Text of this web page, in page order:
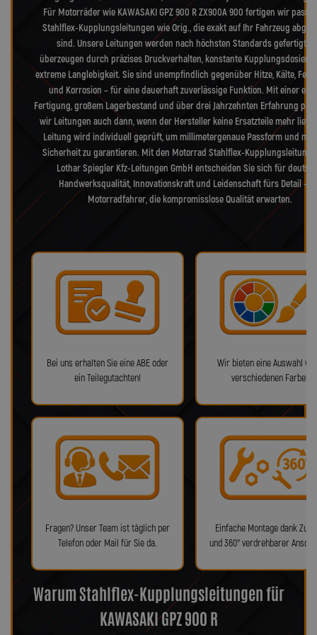
Für Motorräder wie KAWASAKI GPZ 900 R ZX900A 900 fertigen wir
Stahlflex-Kupplungsleitungen wie Orig., die exakt auf Ihr Fahrzeug
sind. Unsere Leitungen werden nach höchsten Standards gefertigt
überzeugen durch präzises Druckverhalten, konstante
extreme Langlebigkeit. Sie sind unempfindlich gegenüber Hitze, Kälte,
und Korrosion – für eine dauerhaft zuverlässige Funktion. Mit einer
Fertigung, großem Lagerbestand und über drei Jahrzehnten Erfahrung
wir Leitungen auch dann, wenn der Hersteller keine Ersatzteile mehr
Leitung wird individuell geprüft, um millimetergenaue Passform und
Sicherheit zu garantieren. Mit den Motorrad Stahlflex-
Lothar Spiegler Kfz-Leitungen GmbH entscheiden Sie sich für
Handwerksqualität, Innovationskraft und Leidenschaft fürs Detail –
Motorradfahrer, die kompromisslose Qualität erwarten.
Bei uns erhalten Sie eine ABE oder
ein Teilegutachten!
Wir bieten eine Auswahl
verschiedenen Farben!
Fragen? Unser Team ist täglich per
Telefon oder Mail für Sie da.
Einfache Montage dank
und 360° verdrehbarer
Warum Stahlflex-Kupplungsleitungen für
KAWASAKI GPZ 900 R